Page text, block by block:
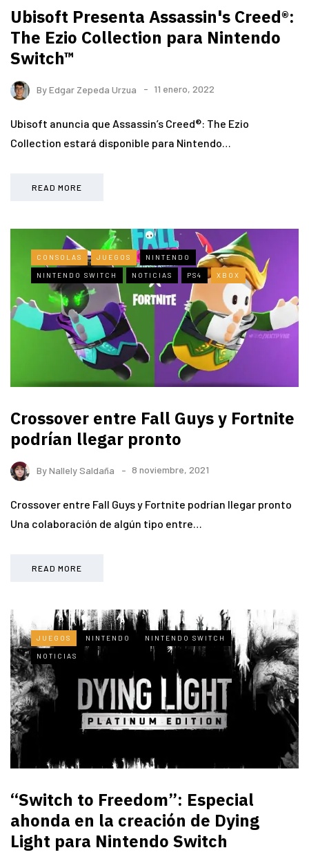
Ubisoft Presenta Assassin's Creed®:
The Ezio Collection para Nintendo
Switch™
ByEdgar Zepeda Urzua 11 enero, 2022
Ubisoft anuncia que Assassin’s Creed®: The Ezio
Collection estará disponible para Nintendo…
READ MORE
CONSOLAS JUEGOS NINTENDO
NINTENDO SWITCH NOTICIAS PS4 XBOX
Crossover entre Fall Guys y Fortnite
podrían llegar pronto
ByNallely Saldaña 8 noviembre, 2021
Crossover entre Fall Guys y Fortnite podrían llegar pronto
Una colaboración de algún tipo entre…
READ MORE
JUEGOS NINTENDO NINTENDO SWITCH
NOTICIAS
“Switch to Freedom”: Especial
ahonda en la creación de Dying
Light para Nintendo Switch